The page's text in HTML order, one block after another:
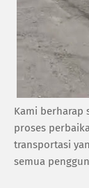
Kami berharap
proses
transportasi
semua